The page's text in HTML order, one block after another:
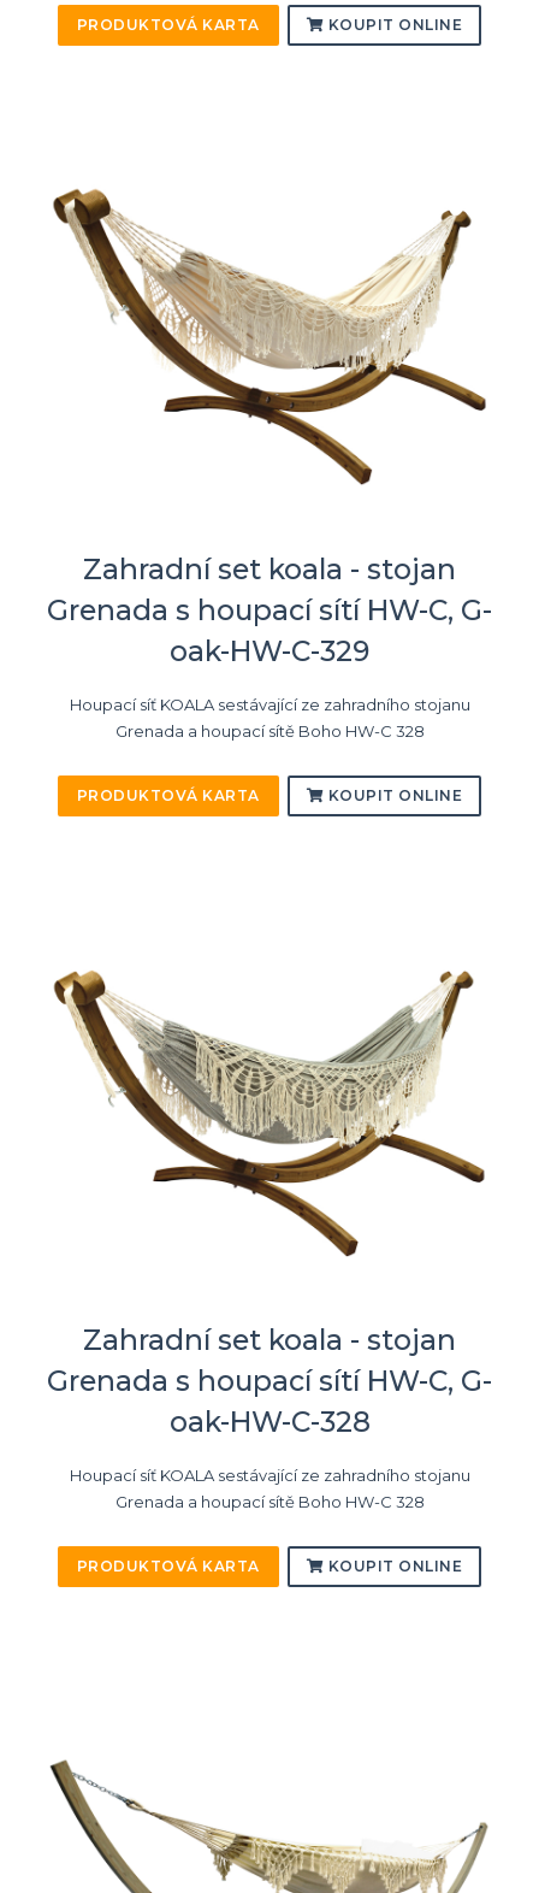
PRODUKTOVÁ KARTA KOUPIT ONLINE
Zahradní set koala - stojan
Grenada s houpací sítí HW-C, G-
oak-HW-C-329
Houpací síť KOALA sestávající ze zahradního stojanu
Grenada a houpací sítě Boho HW-C 328
PRODUKTOVÁ KARTA KOUPIT ONLINE
Zahradní set koala - stojan
Grenada s houpací sítí HW-C, G-
oak-HW-C-328
Houpací síť KOALA sestávající ze zahradního stojanu
Grenada a houpací sítě Boho HW-C 328
PRODUKTOVÁ KARTA KOUPIT ONLINE